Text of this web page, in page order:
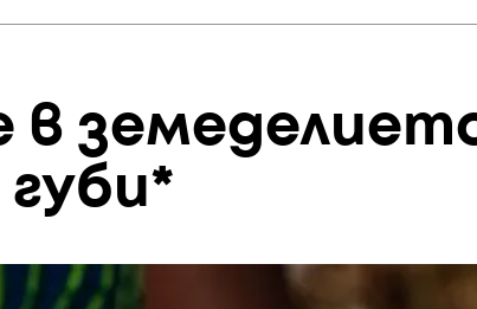
губи*